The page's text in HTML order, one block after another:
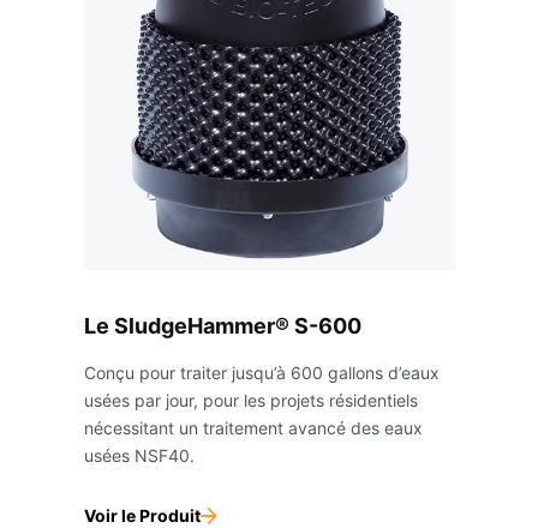
Le SludgeHammer® S-600
Conçu pour traiter jusqu’à 600 gallons d’eaux
usées par jour, pour les projets résidentiels
nécessitant un traitement avancé des eaux
usées NSF40.
Voir le Produit